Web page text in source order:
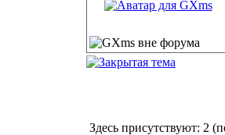
Здесь присутствуют: 2